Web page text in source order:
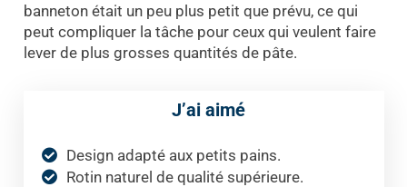
banneton était un peu plus petit que prévu, ce qui
peut compliquer la tâche pour ceux qui veulent faire
lever de plus grosses quantités de pâte.
J’ai aimé
Design adapté aux petits pains.
Rotin naturel de qualité supérieure.